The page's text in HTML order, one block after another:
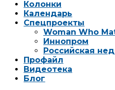
Колонки
Календарь
Спецпроекты
Woman Who
Иннопром
Российская
Профайл
Видеотека
Блог